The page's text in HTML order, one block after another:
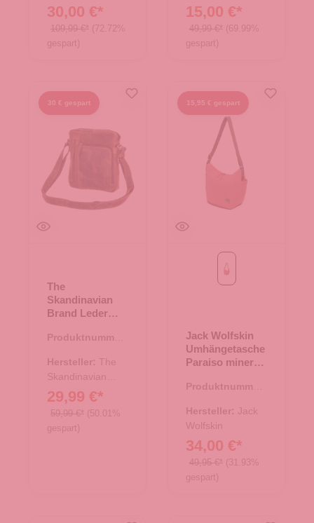
Brand
30,00 €*
109,99 €* (72.72%
gespart)
Brand
15,00 €*
49,99 €* (69.99%
gespart)
30 € gespart
The
Skandinavian
Brand Leder
Hunter - tan
Produktnummer:
Hersteller: The
Skandinavian
Brand
29,99 €*
59,99 €* (50.01%
gespart)
15,95 € gespart
mineral red
Jack Wolfskin
Umhängetasche
Paraiso mineral
Produktnummer:
Hersteller: Jack
Wolfskin
34,00 €*
49,95 €* (31.93%
gespart)